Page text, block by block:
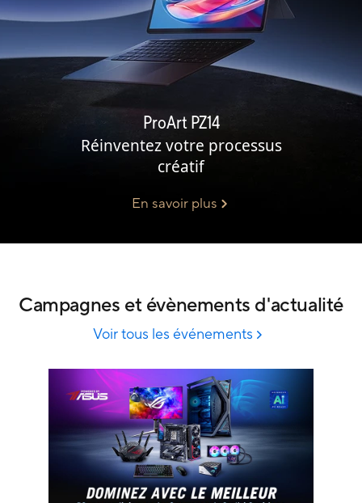
ProArt PZ14
Réinventez votre processus
créatif
En savoir plus
Campagnes et évènements d'actualité
Voir tous les événements